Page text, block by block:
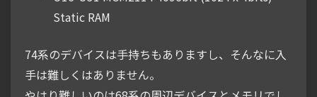
Static RAM
74系のデバイスは手持ちもありますし、そんなに入
手は難しくはありません。